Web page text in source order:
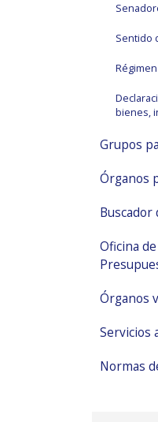
Sentido
bienes,
Grupos
Órganos
Buscador
Oficina
Órganos
Servicios
Normas